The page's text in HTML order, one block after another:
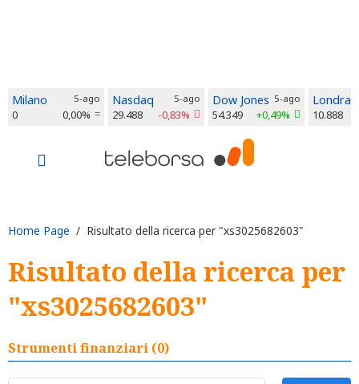
Milano 5-ago
0 0,00%
Nasdaq 5-ago
29.488 -0,83%
Dow Jones 5-ago
54.349 +0,49%
Londra
10.888
Home Page / Risultato della ricerca per "xs3025682603"
Risultato della ricerca per
"xs3025682603"
Strumenti finanziari (0)